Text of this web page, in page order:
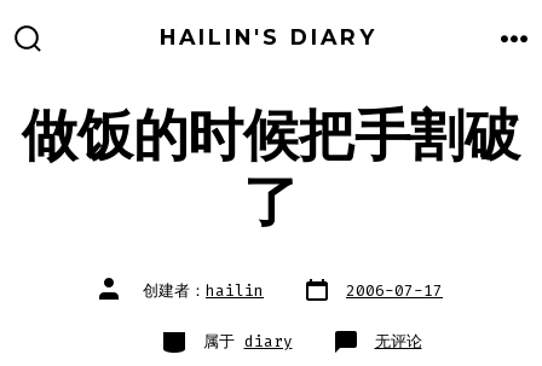
HAILIN'S DIARY
做饭的时候把手割破
了
文
章 创建者： hailin 文
章
2006-07-17
类
别 属于 diary 做
饭
无评论